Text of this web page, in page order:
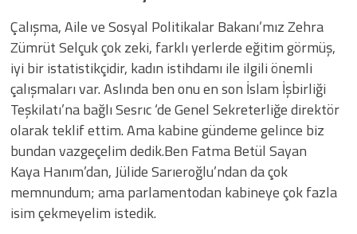
Çalışma, Aile ve Sosyal Politikalar Bakanı’mız Zehra
Zümrüt Selçuk çok zeki, farklı yerlerde eğitim görmüş,
iyi bir istatistikçidir, kadın istihdamı ile ilgili önemli
çalışmaları var. Aslında ben onu en son İslam İşbirliği
Teşkilatı’na bağlı Sesrıc ‘de Genel Sekreterliğe direktör
olarak teklif ettim. Ama kabine gündeme gelince biz
bundan vazgeçelim dedik.Ben Fatma Betül Sayan
Kaya Hanım’dan, Jülide Sarıeroğlu’ndan da çok
memnundum; ama parlamentodan kabineye çok fazla
isim çekmeyelim istedik.